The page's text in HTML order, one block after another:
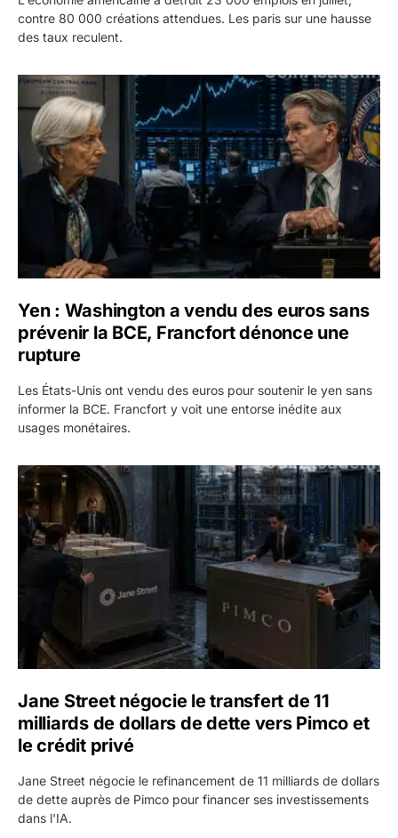
contre 80 000 créations attendues. Les paris sur une hausse
des taux reculent.
Yen : Washington a vendu des euros sans prévenir la
Yen : Washington a vendu des euros sans
prévenir la BCE, Francfort dénonce une
rupture
Les États-Unis ont vendu des euros pour soutenir le yen sans
informer la BCE. Francfort y voit une entorse inédite aux
usages monétaires.
Jane Street négocie le transfert de 11 milliards de
Jane Street négocie le transfert de 11
milliards de dollars de dette vers Pimco et
le crédit privé
Jane Street négocie le refinancement de 11 milliards de dollars
de dette auprès de Pimco pour financer ses investissements
dans l'IA.